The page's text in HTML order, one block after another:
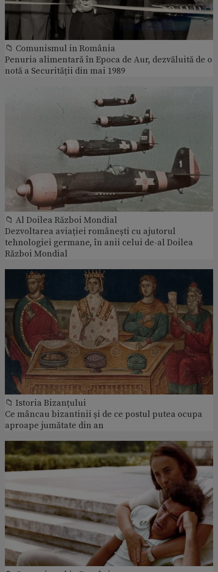
📁 Comunismul in România
Penuria alimentară în Epoca de Aur, dezvăluită de o
notă a Securității din mai 1989
📁 Al Doilea Război Mondial
Dezvoltarea aviației românești cu ajutorul
tehnologiei germane, în anii celui de-al Doilea
Război Mondial
📁 Istoria Bizanțului
Ce mâncau bizantinii și de ce postul putea ocupa
aproape jumătate din an